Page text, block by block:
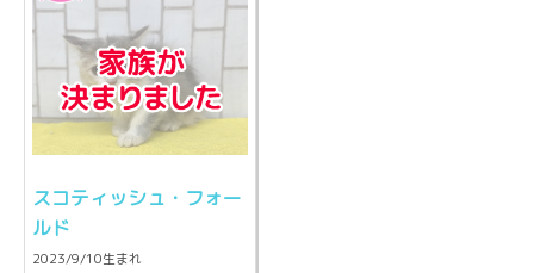
スコティッシュ・フォー
ルド
2023/9/10生まれ